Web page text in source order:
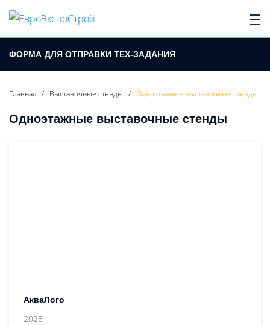
ФОРМА ДЛЯ ОТПРАВКИ ТЕХ-ЗАДАНИЯ
Главная / Выставочные стенды / Одноэтажные выставочные стенды
Одноэтажные выставочные стенды
АкваЛого
2023